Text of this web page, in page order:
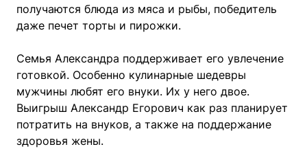
получаются блюда из мяса и рыбы, победитель
даже печет торты и пирожки.
Семья Александра поддерживает его увлечение
готовкой. Особенно кулинарные шедевры
мужчины любят его внуки. Их у него двое.
Выигрыш Александр Егорович как раз планирует
потратить на внуков, а также на поддержание
здоровья жены.